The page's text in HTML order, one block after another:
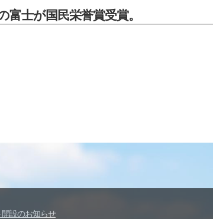
富士が国民栄誉賞受賞。
設のお知らせ